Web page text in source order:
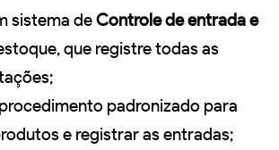
sistema deControle de entrada e
que registre todas as
padronizado para
e registrar as entradas;